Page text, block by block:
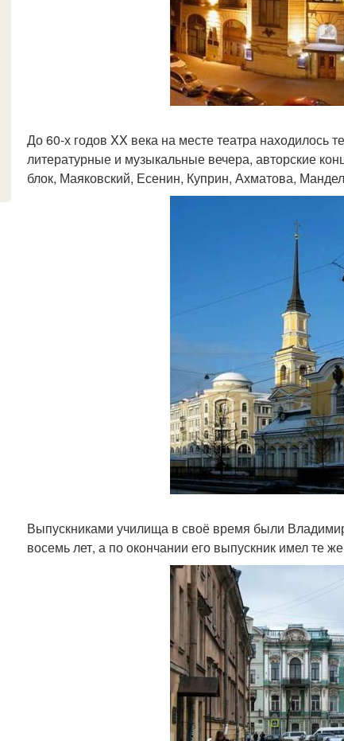
До 60-х годов XX века на месте театра находилось
литературные и музыкальные вечера, авторские
блок, Маяковский, Есенин, Куприн, Ахматова,
Выпускниками училища в своё время были
восемь лет, а по окончании его выпускник имел те